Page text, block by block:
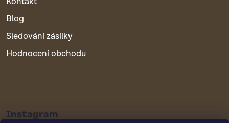
Blog
Sledování zásilky
Hodnocení obchodu
Instagram